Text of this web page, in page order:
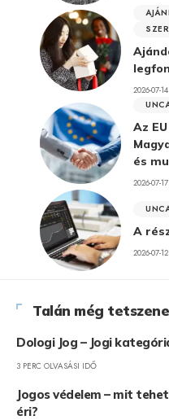
2026-07-14
Az
és
2026-07-17
A
2026-07-12
Talán még tetszene
Dologi Jog – Jogi
3 PERC OLVASÁSI IDŐ
Jogos védelem – mit
éri?